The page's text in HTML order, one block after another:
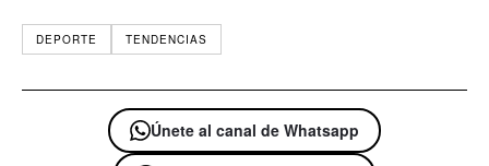
DEPORTE TENDENCIAS
Únete al canal de Whatsapp